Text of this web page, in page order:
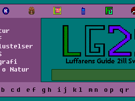
Natur
b c d e f g h i j k l m n o p q r